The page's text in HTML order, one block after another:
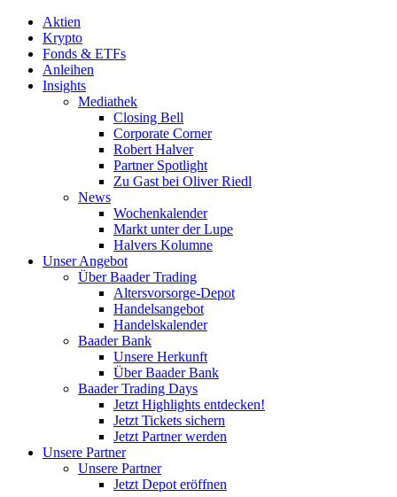
Aktien
Krypto
Fonds & ETFs
Anleihen
Insights
Mediathek
Closing Bell
Corporate Corner
Robert Halver
Partner Spotlight
Zu Gast bei Oliver Riedl
News
Wochenkalender
Markt unter der Lupe
Halvers Kolumne
Unser Angebot
Über Baader Trading
Altersvorsorge-Depot
Handelsangebot
Handelskalender
Baader Bank
Unsere Herkunft
Über Baader Bank
Baader Trading Days
Jetzt Highlights entdecken!
Jetzt Tickets sichern
Jetzt Partner werden
Unsere Partner
Unsere Partner
Jetzt Depot eröffnen